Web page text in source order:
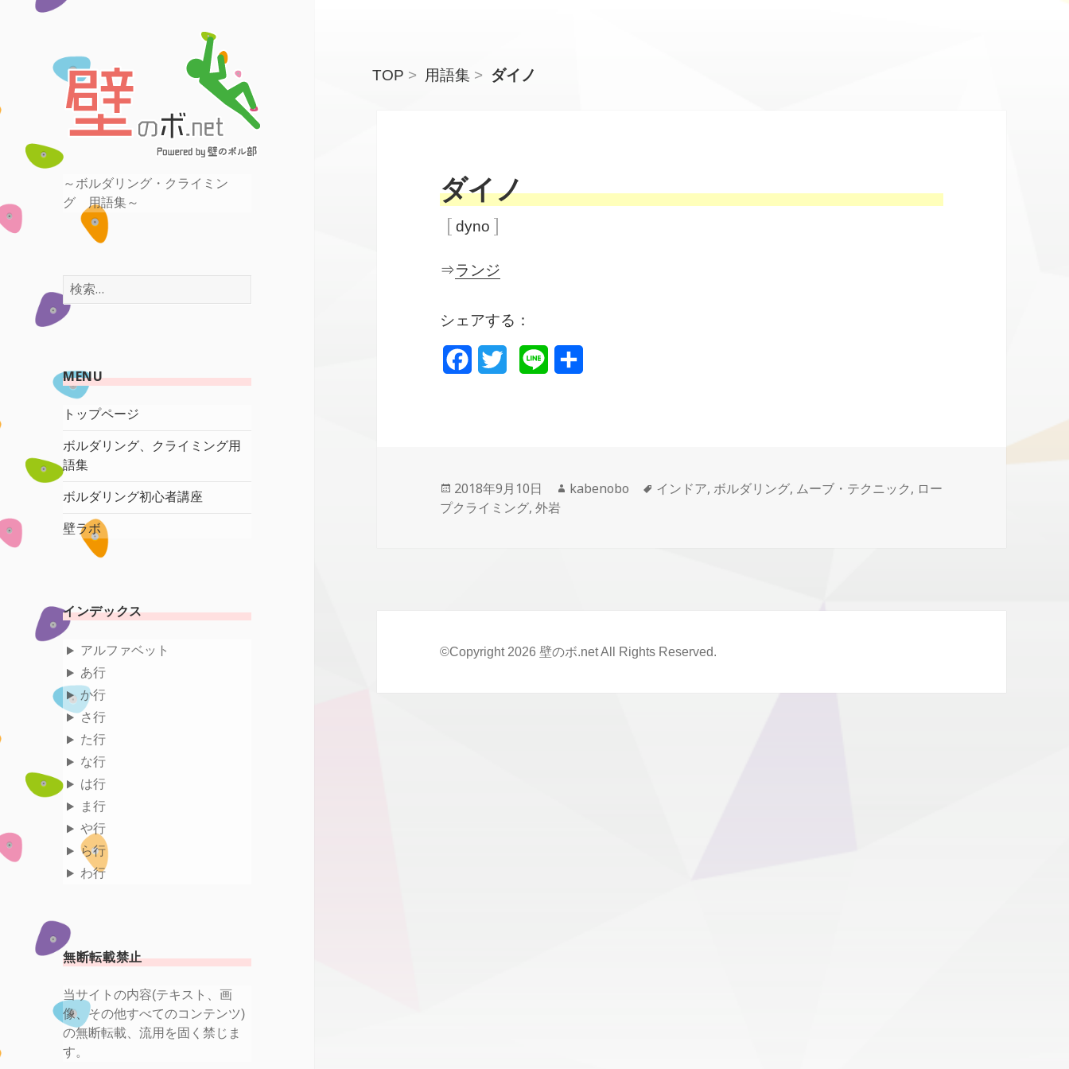
壁のボ.net
～ボルダリング・クライミン
グ 用語集～
～ボルダリング・クライミン
グ 用語集～
検
索
:
MENU
トップページ
ボルダリング、クライミング用
語集
ボルダリング初心者講座
壁ラボ
インデックス
アルファベット
あ行
か行
さ行
た行
な行
は行
ま行
や行
ら行
わ行
無断転載禁止
当サイトの内容(テキスト、画
像、その他すべてのコンテンツ)
の無断転載、流用を固く禁じま
す。
TOP 用語集 ダイノ
ダイノ
dyno
⇒ランジ
シェアする：
o e
投
稿
2018年9月10日
作
kabenobo
タ
インドア, ボルダリング, ムーブ・テクニック, ロー
プクライミング,外岩
©Copyright 2026 壁のボ.netAll Rights Reserved.